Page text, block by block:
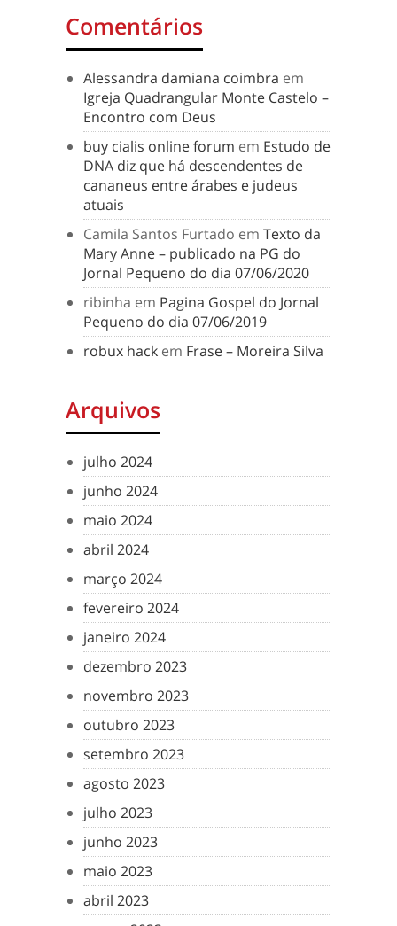
Comentários
Alessandra damiana coimbra em
Igreja Quadrangular Monte Castelo –
Encontro com Deus
buy cialis online forum em Estudo de
DNA diz que há descendentes de
cananeus entre árabes e judeus
atuais
Camila Santos Furtado em Texto da
Mary Anne – publicado na PG do
Jornal Pequeno do dia 07/06/2020
ribinha em Pagina Gospel do Jornal
Pequeno do dia 07/06/2019
robux hack em Frase – Moreira Silva
Arquivos
julho 2024
junho 2024
maio 2024
abril 2024
março 2024
fevereiro 2024
janeiro 2024
dezembro 2023
novembro 2023
outubro 2023
setembro 2023
agosto 2023
julho 2023
junho 2023
maio 2023
abril 2023